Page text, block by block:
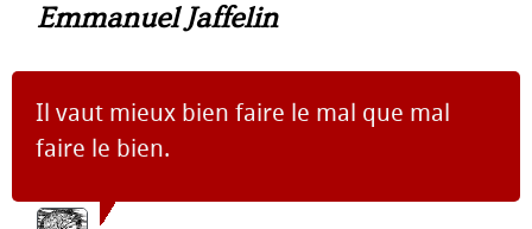
Emmanuel Jaffelin
Il vaut mieux bien faire le mal que mal
faire le bien.